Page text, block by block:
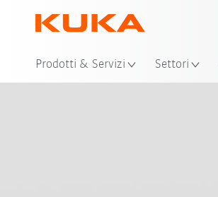
Prodotti & Servizi Settori